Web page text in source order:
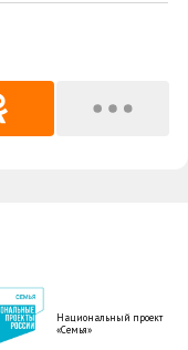
Национальный проект
«Семья»